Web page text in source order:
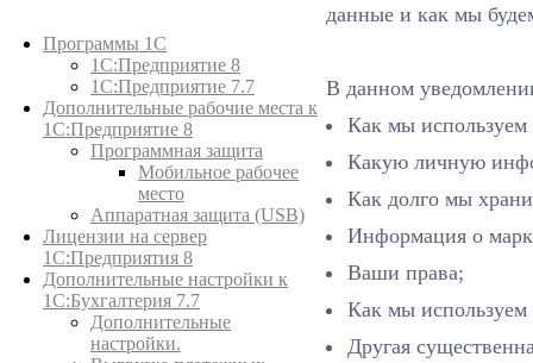
Программы 1С
1С:Предприятие 8
1С:Предприятие 7.7
Дополнительные рабочие места к
1С:Предприятие 8
Программная защита
Мобильное рабочее
место
Аппаратная защита (USB)
Лицензии на сервер
1С:Предприятия 8
Дополнительные настройки к
1С:Бухгалтерия 7.7
Дополнительные
настройки.
данные и как мы
В данном
Как мы
Какую личную
Как долго мы
Информация о
Ваши права;
Как мы
Другая